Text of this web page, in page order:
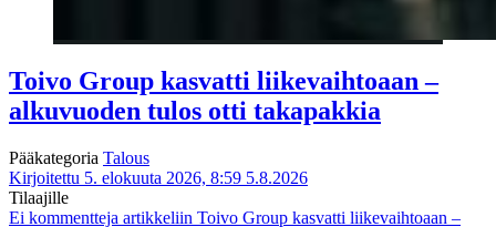
Toivo Group kasvatti liikevaihtoaan –
alkuvuoden tulos otti takapakkia
Pääkategoria Talous
Kirjoitettu 5. elokuuta 2026, 8:59 5.8.2026
Tilaajille
Ei kommentteja artikkeliin Toivo Group kasvatti liikevaihtoaan –